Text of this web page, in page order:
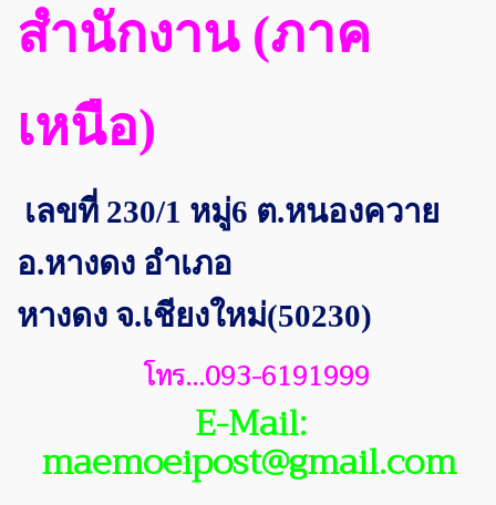
สำนักงาน (ภาค
เหนือ)
เลขที่ 230/1 หมู่6 ต.หนองควาย
อ.หางดง อำเภอ
หางดง จ.เชียงใหม่(50230)
โทร...093-6191999
E-Mail:
maemoeipost@gmail.com